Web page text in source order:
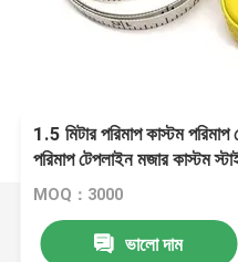
1.5 মিটার পরিমাপ কাস্টম
পরিমাপ টেপলাইন মজার কাস্টম
MOQ：3000
ভালো দাম